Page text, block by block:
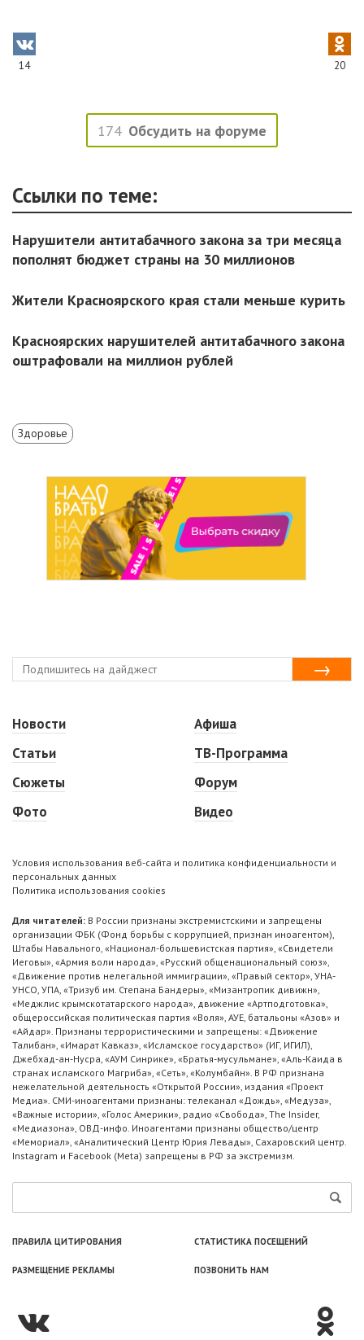
14 20
174 Обсудить на форуме
Ссылки по теме:
Нарушители антитабачного закона за три месяца
пополнят бюджет страны на 30 миллионов
Жители Красноярского края стали меньше курить
Красноярских нарушителей антитабачного закона
оштрафовали на миллион рублей
Здоровье
Новости
Статьи
Сюжеты
Фото
Афиша
ТВ-Программа
Форум
Видео
Условия использования веб-сайта и политика конфиденциальности и
персональных данных
Политика использования cookies
Для читателей: В России признаны экстремистскими и запрещены
организации ФБК (Фонд борьбы с коррупцией, признан иноагентом),
Штабы Навального, «Национал-большевистская партия», «Свидетели
Иеговы», «Армия воли народа», «Русский общенациональный союз»,
«Движение против нелегальной иммиграции», «Правый сектор», УНА-
УНСО, УПА, «Тризуб им. Степана Бандеры», «Мизантропик дивижн»,
«Меджлис крымскотатарского народа», движение «Артподготовка»,
общероссийская политическая партия «Воля», АУЕ, батальоны «Азов» и
«Айдар». Признаны террористическими и запрещены: «Движение
Талибан», «Имарат Кавказ», «Исламское государство» (ИГ, ИГИЛ),
Джебхад-ан-Нусра, «АУМ Синрике», «Братья-мусульмане», «Аль-Каида в
странах исламского Магриба», «Сеть», «Колумбайн». В РФ признана
нежелательной деятельность «Открытой России», издания «Проект
Медиа». СМИ-иноагентами признаны: телеканал «Дождь», «Медуза»,
«Важные истории», «Голос Америки», радио «Свобода», The Insider,
«Медиазона», ОВД-инфо. Иноагентами признаны общество/центр
«Мемориал», «Аналитический Центр Юрия Левады», Сахаровский центр.
Instagram и Facebook (Metа) запрещены в РФ за экстремизм.
ПРАВИЛА ЦИТИРОВАНИЯ СТАТИСТИКА ПОСЕЩЕНИЙ
РАЗМЕЩЕНИЕ РЕКЛАМЫ ПОЗВОНИТЬ НАМ